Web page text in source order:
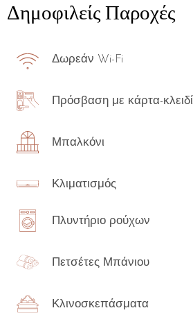
Δημοφιλείς Παροχές
Δωρεάν Wi-Fi
Πρόσβαση με κάρτα-κλειδί
Μπαλκόνι
Κλιματισμός
Πλυντήριο ρούχων
Πετσέτες Μπάνιου
Κλινοσκεπάσματα